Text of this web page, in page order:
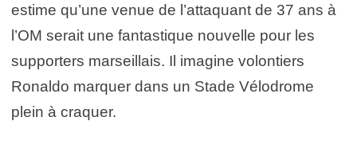
estime qu’une venue de l’attaquant de 37 ans à
l’OM serait une fantastique nouvelle pour les
supporters marseillais. Il imagine volontiers
Ronaldo marquer dans un Stade Vélodrome
plein à craquer.